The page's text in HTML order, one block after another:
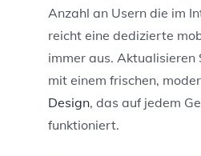
Anzahl an Usern die im
reicht eine dedizierte
immer aus. Aktualisieren
mit einem frischen,
Design, das auf jedem
funktioniert.